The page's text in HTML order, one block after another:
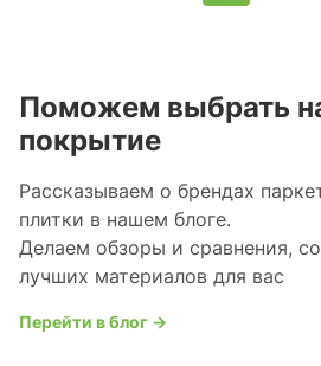
Поможем выбрать
покрытие
Рассказываем о брендах
плитки в нашем блоге.
Делаем обзоры и сравнения,
лучших материалов для вас
Перейти в блог →